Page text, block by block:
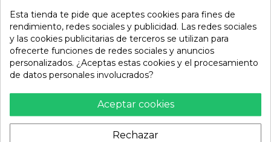
Gyoza langostino y
cebollino 400g
11,89 €
Alitas de Pollo con
Sésamo Picante
36,69 €
Esta tienda te pide que aceptes cookies para fines de
rendimiento, redes sociales y publicidad. Las redes sociales
y las cookies publicitarias de terceros se utilizan para
ofrecerte funciones de redes sociales y anuncios
personalizados. ¿Aceptas estas cookies y el procesamiento
de datos personales involucrados?
Aceptar cookies
Rechazar